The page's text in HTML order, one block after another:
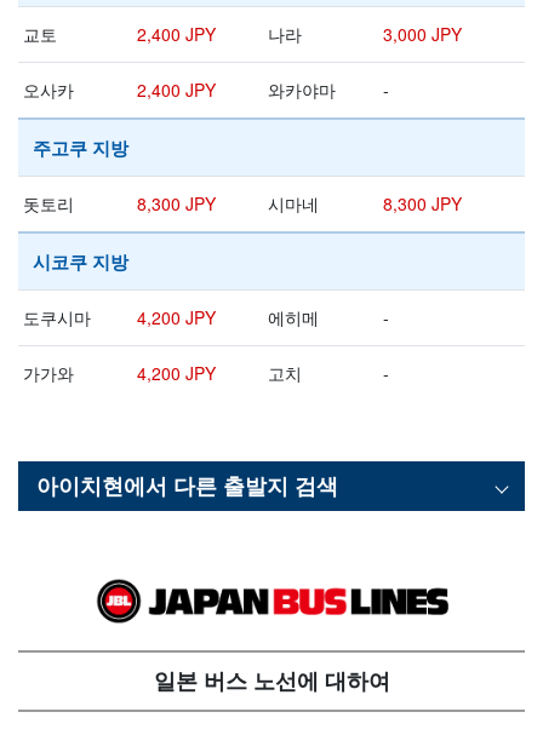
교토 2,400 JPY 나라 3,000 JPY
오사카 2,400 JPY 와카야마 -
주고쿠 지방
돗토리 8,300 JPY 시마네 8,300 JPY
시코쿠 지방
도쿠시마 4,200 JPY 에히메 -
가가와 4,200 JPY 고치 -
아이치현에서 다른 출발지 검색
일본 버스 노선에 대하여